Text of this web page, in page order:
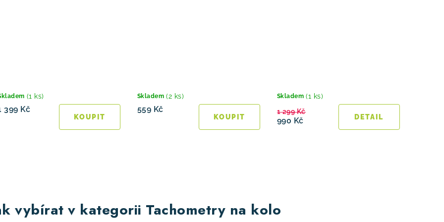
(1 ks)
399 Kč
Skladem (2 ks)
559 Kč
Skladem (1 ks)
990 Kč
1 299 Kč
vybírat v kategorii Tachometry na kolo